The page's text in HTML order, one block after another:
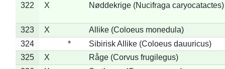
322 X Nøddekrige (Nucifraga caryocatactes)
323 X
Allike (Coloeus monedula)
324
*
Sibirisk Allike (Coloeus dauuricus)
325
X
Råge (Corvus frugilegus)